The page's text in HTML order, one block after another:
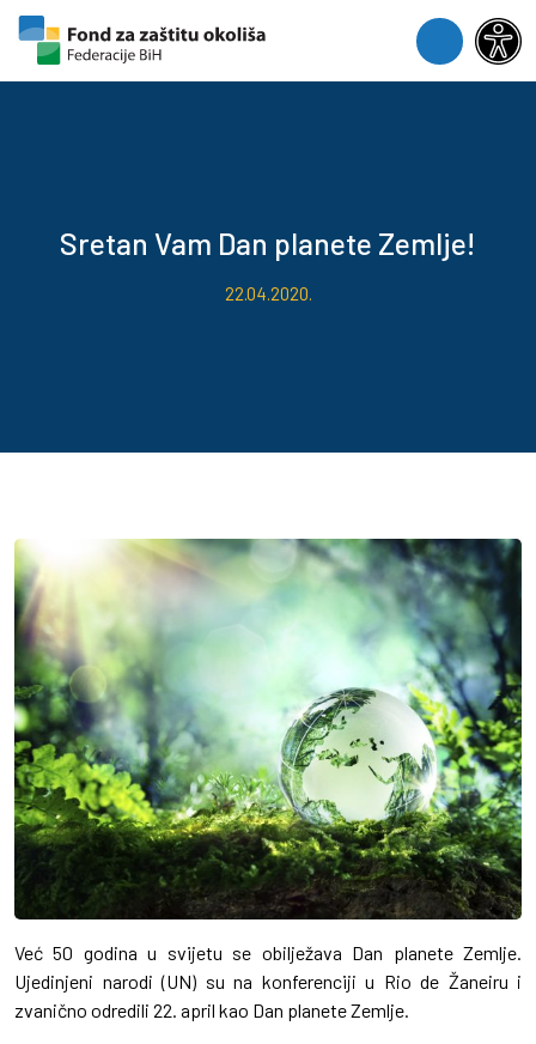
Skip to content
Skip to footer
Menu
Sretan Vam Dan planete Zemlje!
22.04.2020.
Već 50 godina u svijetu se obilježava Dan planete Zemlje.
Ujedinjeni narodi (UN) su na konferenciji u Rio de Žaneiru i
zvanično odredili 22. april kao Dan planete Zemlje.